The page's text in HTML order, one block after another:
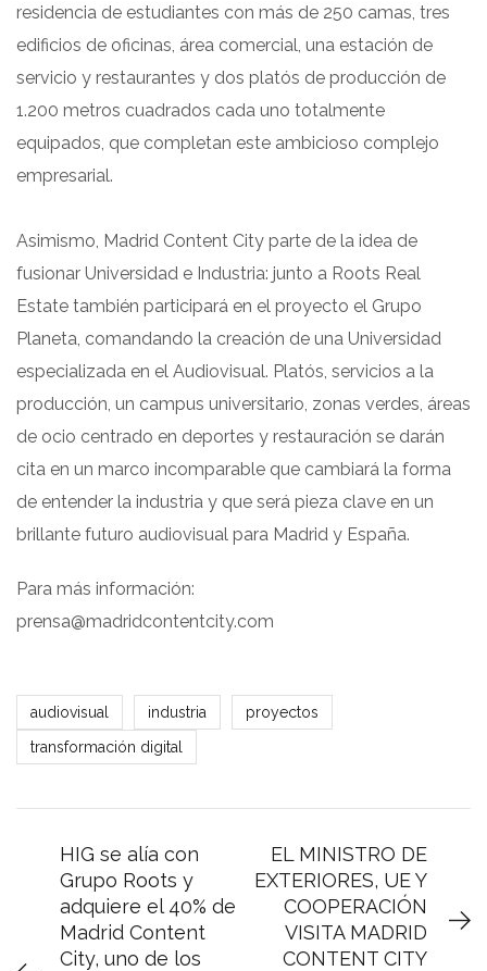
residencia de estudiantes con más de 250 camas, tres
edificios de oficinas, área comercial, una estación de
servicio y restaurantes y dos platós de producción de
1.200 metros cuadrados cada uno totalmente
equipados, que completan este ambicioso complejo
empresarial.
Asimismo, Madrid Content City parte de la idea de
fusionar Universidad e Industria: junto a Roots Real
Estate también participará en el proyecto el Grupo
Planeta, comandando la creación de una Universidad
especializada en el Audiovisual. Platós, servicios a la
producción, un campus universitario, zonas verdes, áreas
de ocio centrado en deportes y restauración se darán
cita en un marco incomparable que cambiará la forma
de entender la industria y que será pieza clave en un
brillante futuro audiovisual para Madrid y España.
Para más información:
prensa@madridcontentcity.com
audiovisual industria
proyectos
transformación digital
HIG se alía con
Grupo Roots y
adquiere el 40% de
Madrid Content
City, uno de los
EL MINISTRO DE
EXTERIORES, UE Y
COOPERACIÓN
VISITA MADRID
CONTENT CITY